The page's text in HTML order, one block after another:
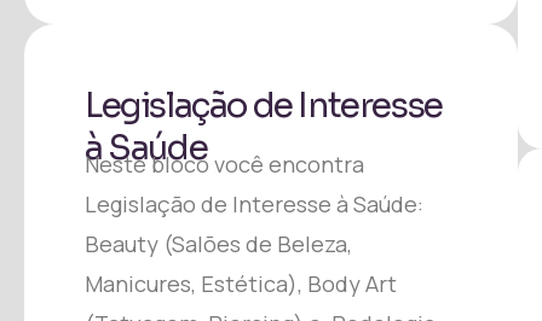
Legislação de Interesse
à Saúde
Neste bloco você encontra
Legislação de Interesse à Saúde:
Beauty (Salões de Beleza,
Manicures, Estética), Body Art